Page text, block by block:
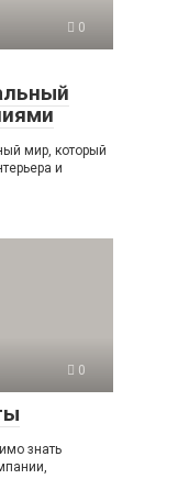
0
мир, который
и
0
знать